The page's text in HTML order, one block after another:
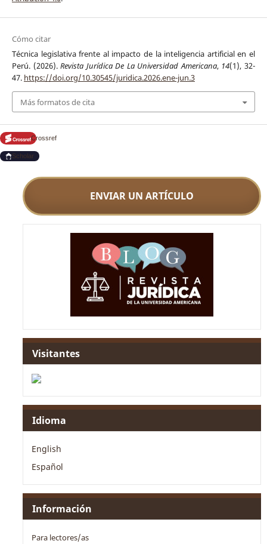
Cómo citar
Técnica legislativa frente al impacto de la inteligencia artificial en el
Perú. (2026).Revista Jurídica De La Universidad Americana, 14(1), 32-
47. https://doi.org/10.30545/juridica.2026.ene-jun.3
Más formatos de cita
Crossref
Scholar
ENVIAR UN ARTÍCULO
Visitantes
Idioma
English
Español
Información
Para lectores/as